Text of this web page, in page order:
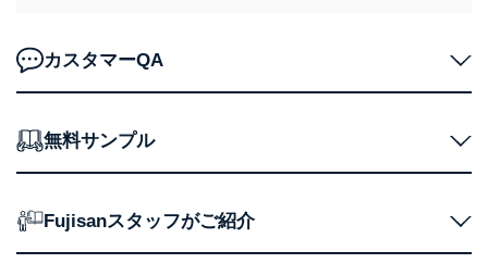
4
採用応募者の方の
個人情報
当社の従業者の個
人事、総務などの雇用管理等のた
パートナー（提携
企業）からの委託
により当社の
購入商品配送のため
提携企業及びお客様がご購入され
た商品の発売元企業からのｅメー
カスタマーQA
無料サンプル
Fujisanスタッフがご紹介